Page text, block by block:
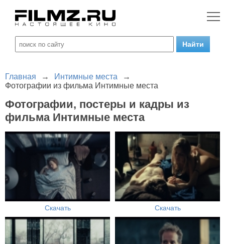
Главная → Интимные места
→
Фотографии из фильма Интимные места
Фотографии, постеры и кадры из
фильма Интимные места
Скачать Скачать